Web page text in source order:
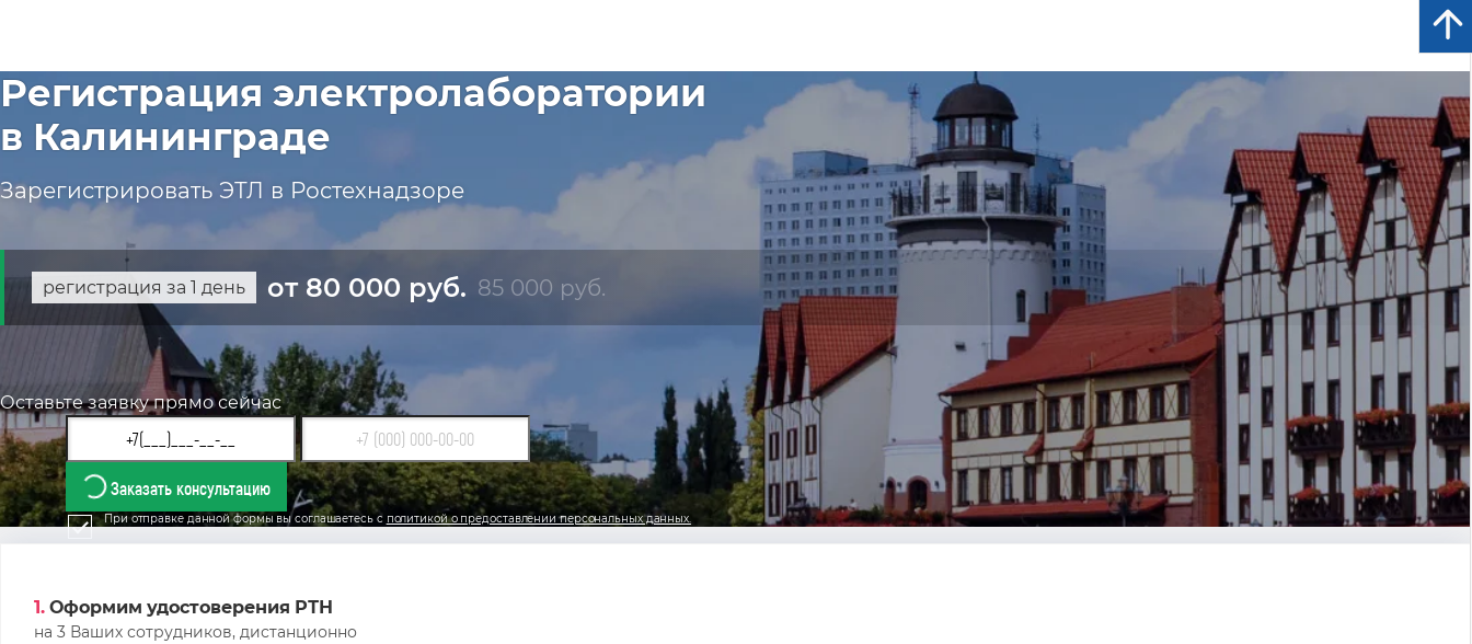
Регистрация электролаборатории
в Калининграде
Зарегистрировать ЭТЛ в Ростехнадзоре
регистрация за 1 день от 80 000 руб. 85 000 руб.
Оставьте заявку прямо сейчас
Заказать консультацию
При отправке данной формы вы соглашаетесь с политикой о предоставлении персональных данных.
1. Оформим удостоверения РТН
на 3 Ваших сотрудников, дистанционно